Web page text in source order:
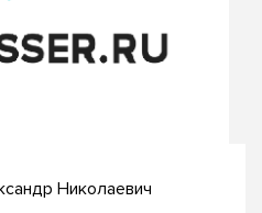
Николаевич